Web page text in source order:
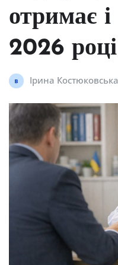
отримає
2026 році
Ірина Костюковська